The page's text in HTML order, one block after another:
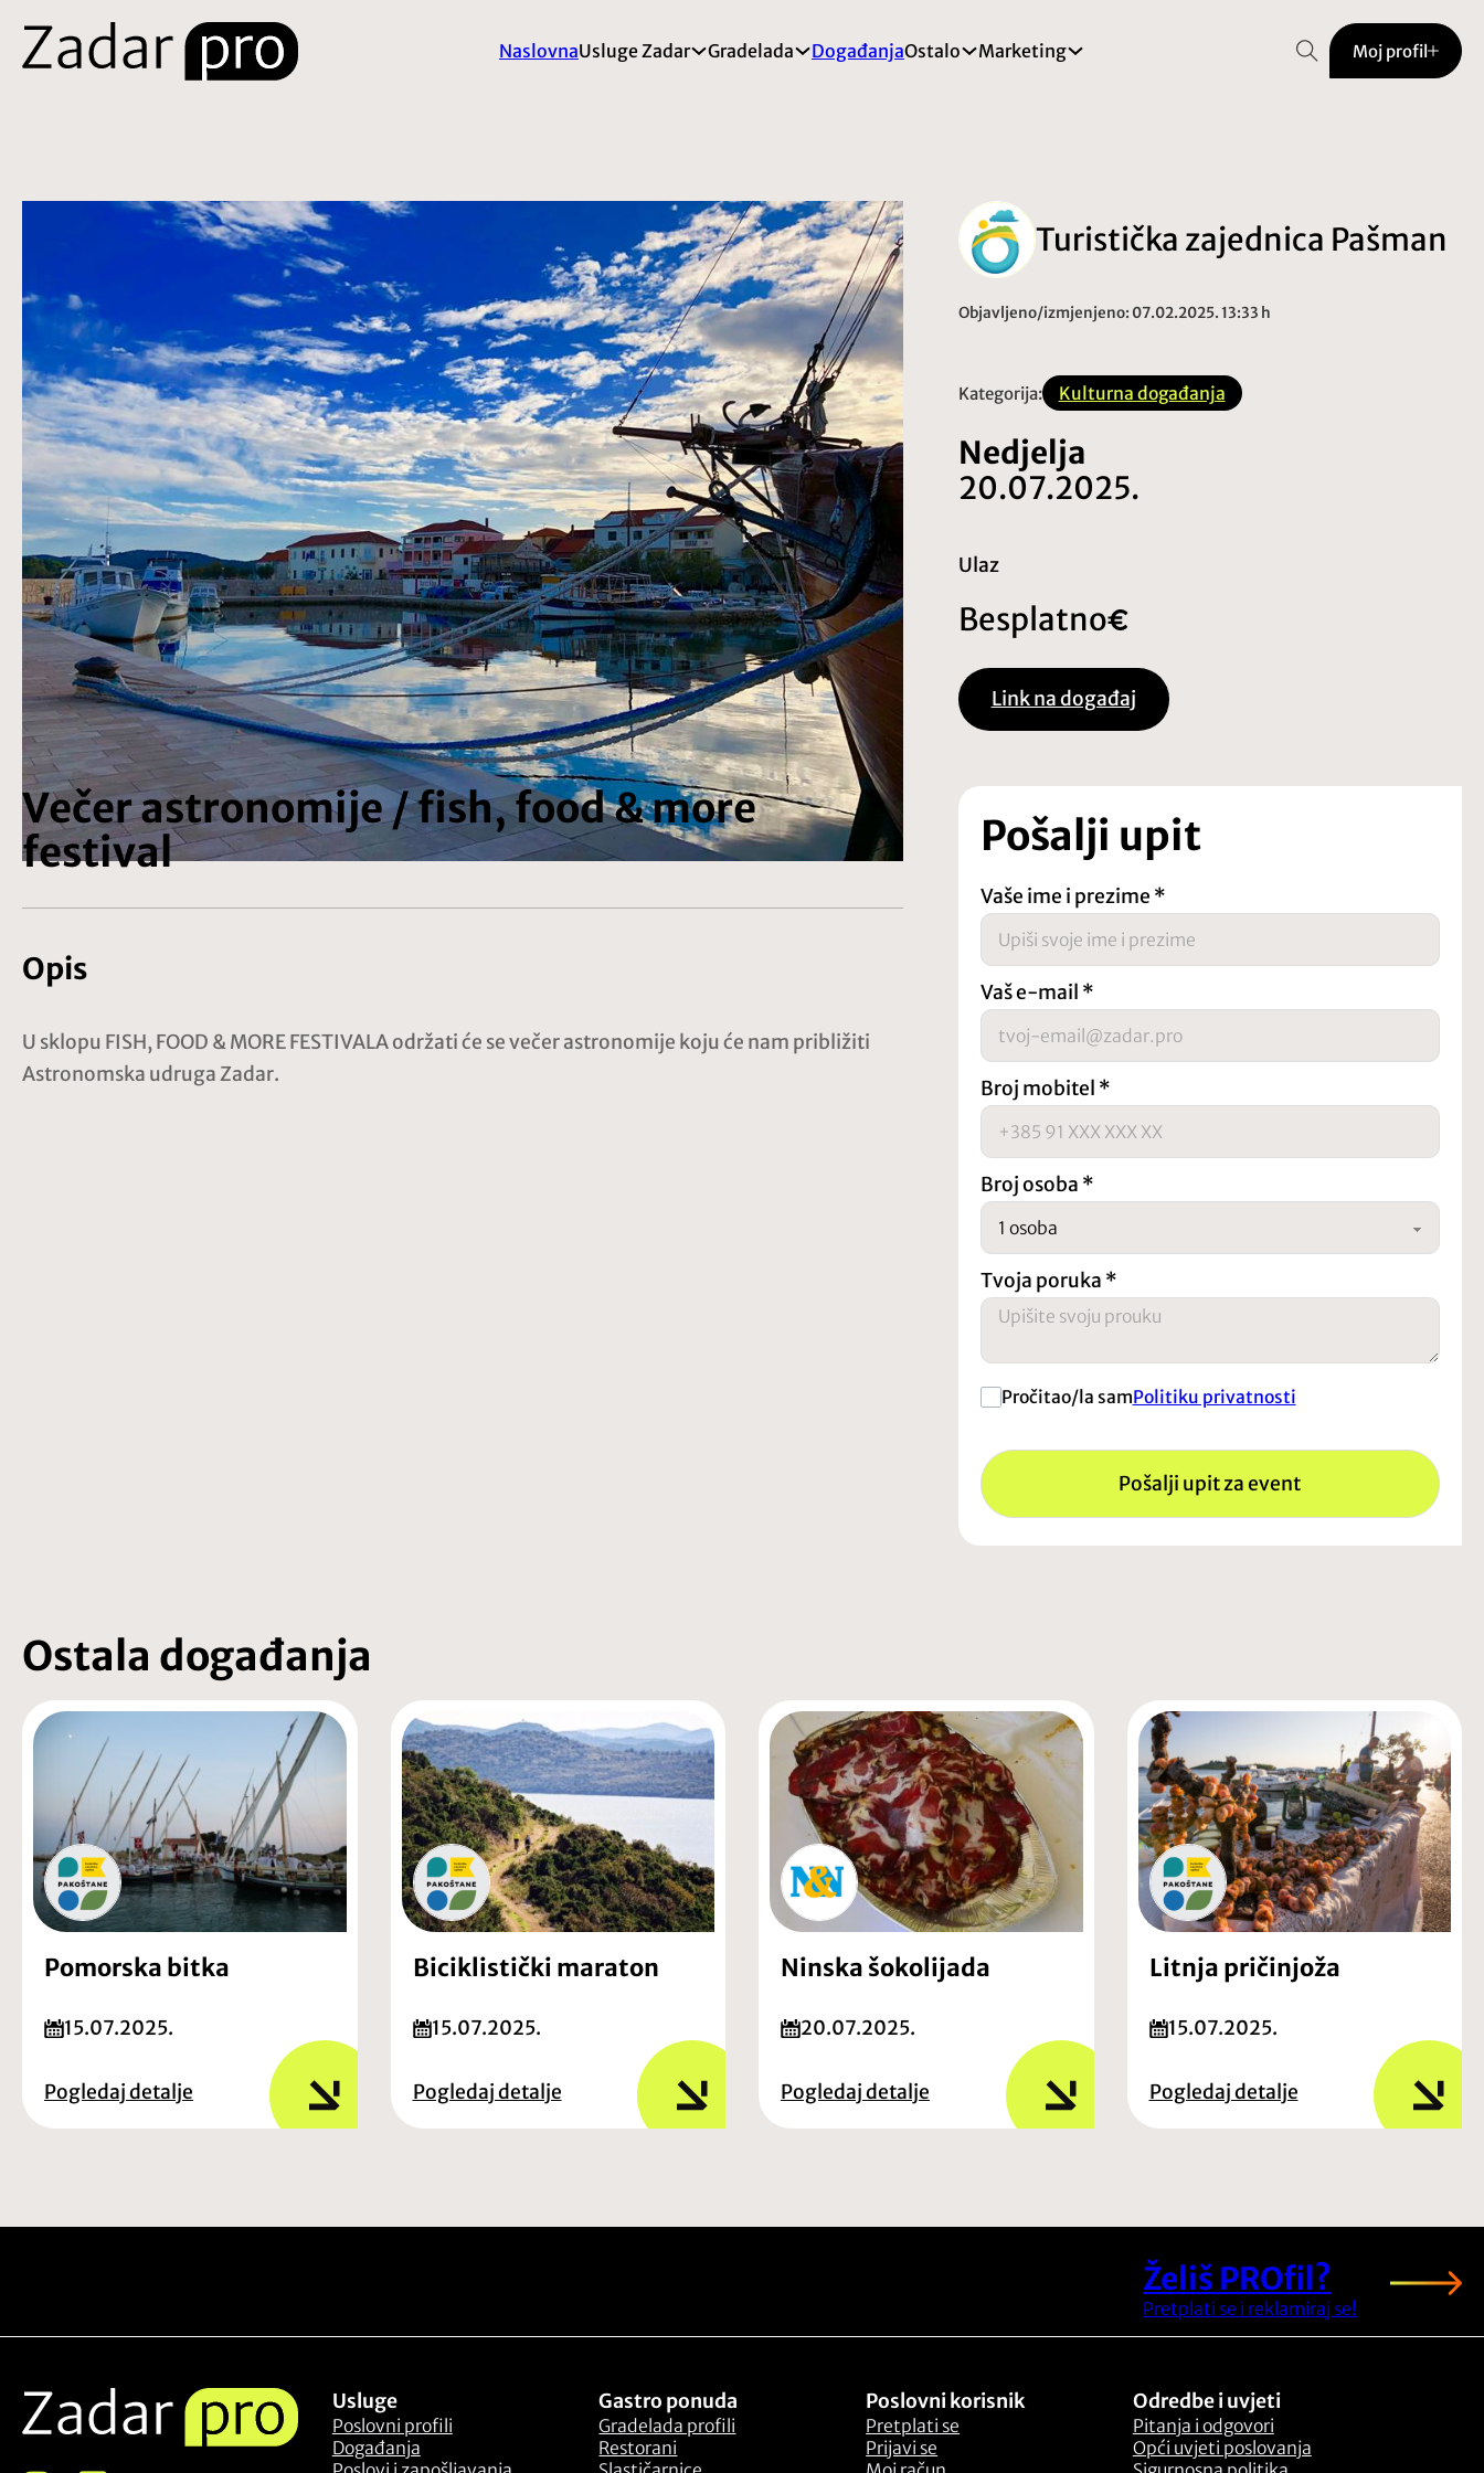
NaslovnaUsluge Zadar Gradelada DogađanjaOstalo Marketing Moj profil
Večer astronomije / fish, food & more
festival
Opis
U sklopu FISH, FOOD & MORE FESTIVALA održati će se večer astronomije koju će nam približiti
Astronomska udruga Zadar.
Turistička zajednica Pašman
Objavljeno/izmjenjeno: 07.02.2025. 13:33 h
Kategorija: Kulturna događanja
Nedjelja
20.07.2025.
Ulaz
Besplatno
Link na događaj
Pošalji upit
Vaše ime i prezime *
Vaš e-mail *
Broj mobitel *
Broj osoba *
Tvoja poruka *
Pročitao/la samPolitiku privatnosti
Pošalji upit za event
Ostala događanja
Pomorska bitka
15.07.2025.
Pogledaj detalje
Biciklistički maraton
15.07.2025.
Pogledaj detalje
Ninska šokolijada
20.07.2025.
Pogledaj detalje
Litnja pričinjoža
15.07.2025.
Pogledaj detalje
Želiš PROfil?
Pretplati se i reklamiraj se!
Usluge
Poslovni profili
Događanja
Gastro ponuda
Gradelada profili
Restorani
Poslovni korisnik
Pretplati se
Prijavi se
Odredbe i uvjeti
Pitanja i odgovori
Opći uvjeti poslovanja